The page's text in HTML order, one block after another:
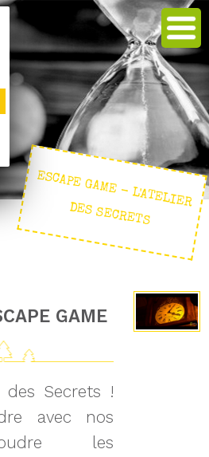
ESCAPE GAM
E - L'ATELIER
DES SECRETS
GAME
des Secrets !
avec nos
les